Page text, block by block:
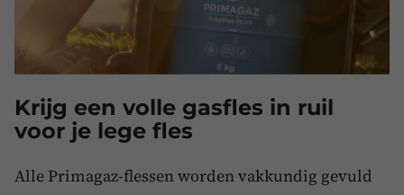
Krijg een volle gasfles in ruil
voor je lege fles
Alle Primagaz-flessen worden vakkundig gevuld